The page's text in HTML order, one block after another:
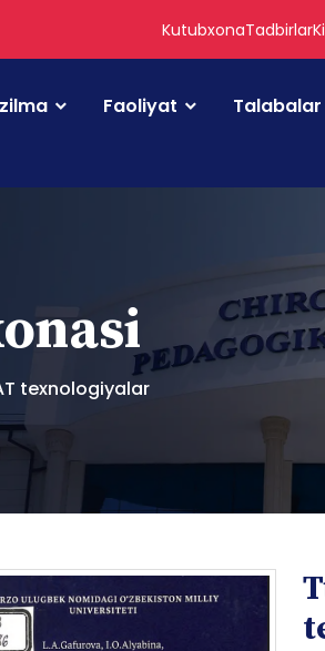
KutubxonaTadbirlar
Faoliyat Talabalar
texnologiyalar